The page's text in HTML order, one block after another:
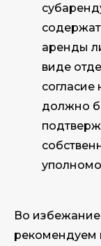
аренды
виде
согласие
должно
Во
рекомендуем